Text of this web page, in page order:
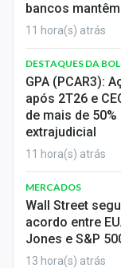
bancos
11 hora(s) atrás
DESTAQUES DA
GPA (PCAR3):
após 2T26 e
de mais de
extrajudicial
11 hora(s) atrás
MERCADOS
Wall Street
acordo entre
Jones e S&P
13 hora(s) atrás